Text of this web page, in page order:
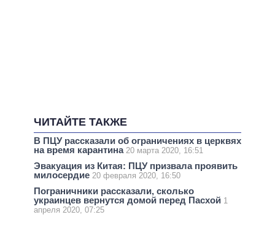
ЧИТАЙТЕ ТАКЖЕ
В ПЦУ рассказали об ограничениях в церквях
на время карантина 20 марта 2020, 16:51
Эвакуация из Китая: ПЦУ призвала проявить
милосердие 20 февраля 2020, 16:50
Пограничники рассказали, сколько
украинцев вернутся домой перед Пасхой 1
апреля 2020, 07:25